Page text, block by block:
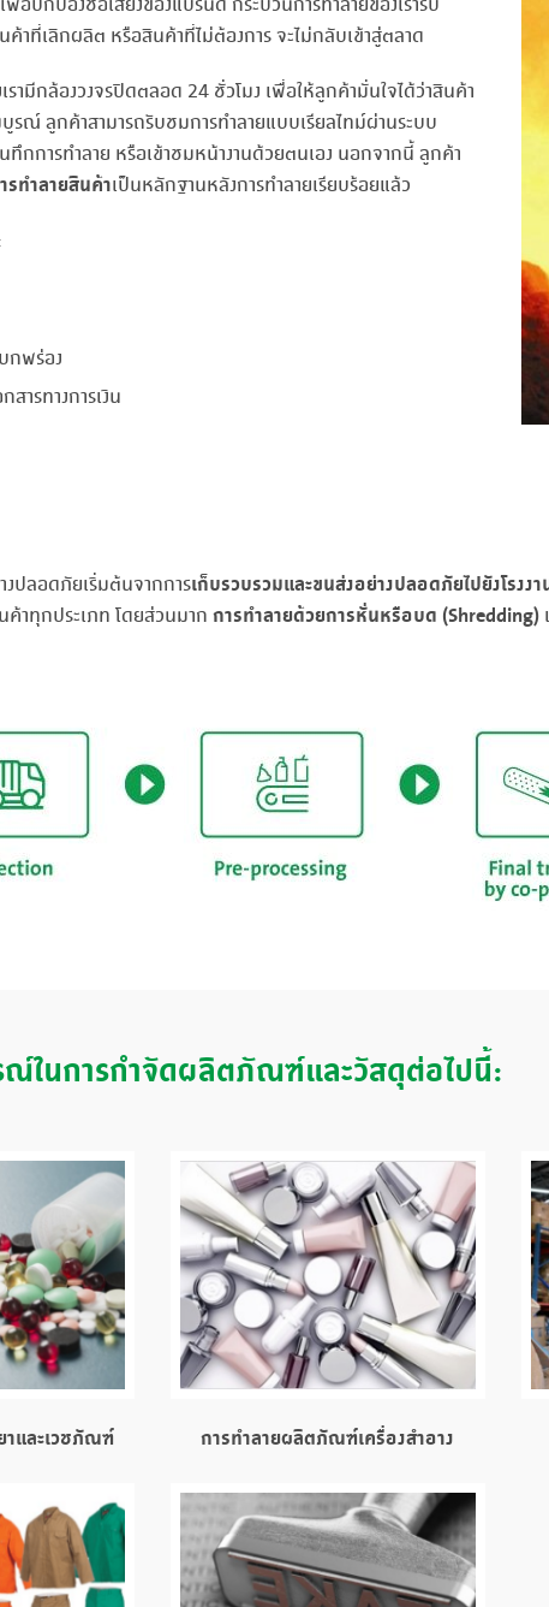
าที่เลิกผลิต หรือสินค้าที่ไม่ต้องการ จะไม่กลับเข้าสู่ตลาด
เรามีกล้องวงจรปิดตลอด 24 ชั่วโมง เพื่อให้ลูกค้ามั่นใจได้ว่าสินค้า
รณ์ ลูกค้าสามารถรับชมการทำลายแบบเรียลไทม์ผ่านระบบ
กการทำลาย หรือเข้าชมหน้างานด้วยตนเอง นอกจากนี้ ลูกค้า
รทำลายสินค้าเป็นหลักฐานหลังการทำลายเรียบร้อยแล้ว
กพร่อง
สารทางการเงิน
งปลอดภัยเริ่มต้นจากการเก็บรวบรวมและขนส่งอย่างปลอดภัยไปยังโรงง
าทุกประเภท โดยส่วนมาก การทำลายด้วยการหั่นหรือบด (Shredding)
ณ์ในการกำจัดผลิตภัณฑ์และวัสดุต่อไปนี้:
และเวชภัณฑ์ การทำลายผลิตภัณฑ์เครื่องสำอาง